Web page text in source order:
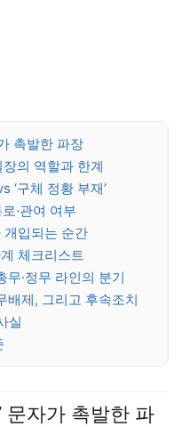
촉발한 파장
의 역할과 한계
‘구체 정황 부재’
·관여 여부
개입되는 순간
체크리스트
무·정무 라인의 분기
배제, 그리고 후속조치
실
문자가 촉발한 파